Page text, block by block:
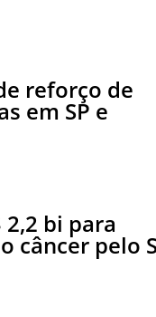
reforço de
em SP e
bi para
câncer pelo